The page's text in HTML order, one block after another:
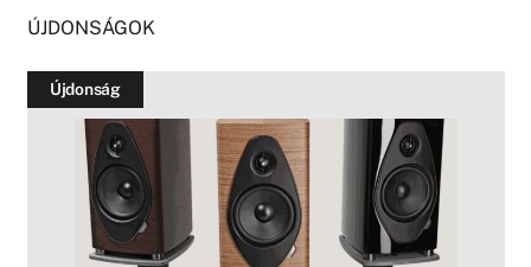
ÚJDONSÁGOK
Újdonság